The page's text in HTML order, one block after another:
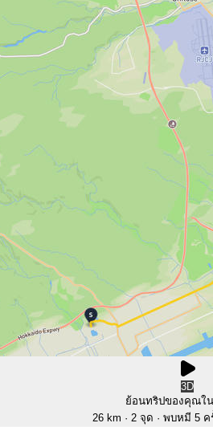
3D
ย้อนทริปของคุณใ
26 km · 2 จุด · พบหมี 5